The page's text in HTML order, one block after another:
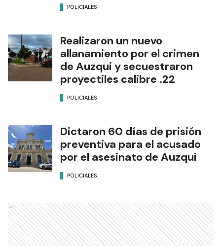
POLICIALES
Realizaron un nuevo
allanamiento por el crimen
de Auzqui y secuestraron
proyectiles calibre .22
POLICIALES
Dictaron 60 días de prisión
preventiva para el acusado
por el asesinato de Auzqui
POLICIALES
Ads